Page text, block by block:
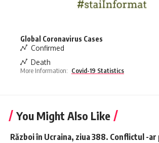
Global Coronavirus Cases
Confirmed
Death
More Information: Covid-19 Statistics
You Might Also Like
Război în Ucraina, ziua 388. Conflictul -